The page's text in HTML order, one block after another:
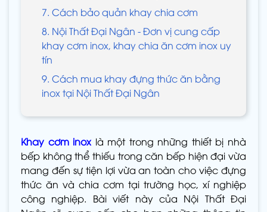
7. Cách bảo quản khay chia cơm
8. Nội Thất Đại Ngân - Đơn vị cung cấp
khay cơm inox, khay chia ăn cơm inox uy
tín
9. Cách mua khay đựng thức ăn bằng
inox tại Nội Thất Đại Ngân
Khay cơm inoxlà một trong những thiết bị nhà
bếp không thể thiếu trong căn bếp hiện đại vừa
mang đến sự tiện lợi vừa an toàn cho việc đựng
thức ăn và chia cơm tại trường học, xí nghiệp
công nghiệp. Bài viết này của Nội Thất Đại